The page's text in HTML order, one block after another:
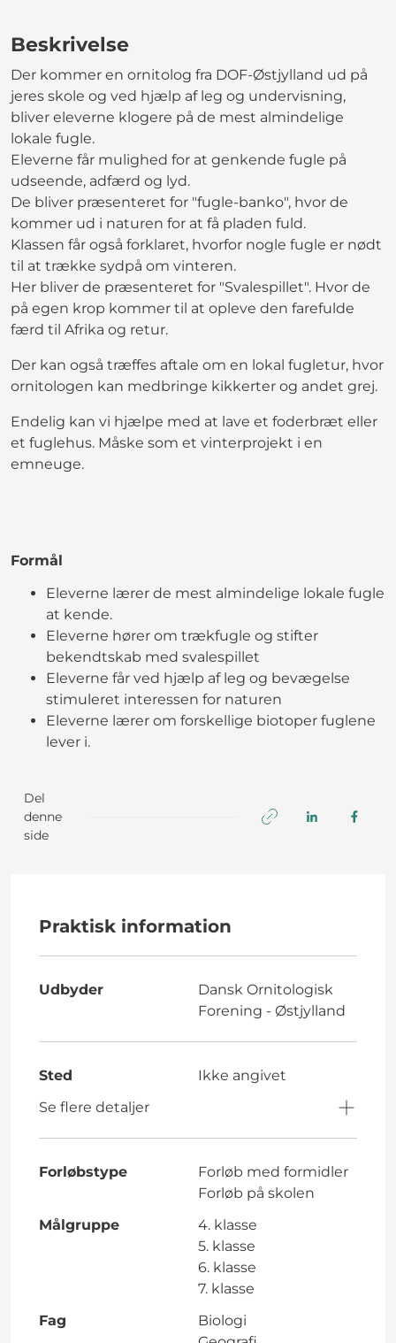
Beskrivelse
Der kommer en ornitolog fra DOF-Østjylland ud på
jeres skole og ved hjælp af leg og undervisning,
bliver eleverne klogere på de mest almindelige
lokale fugle.
Eleverne får mulighed for at genkende fugle på
udseende, adfærd og lyd.
De bliver præsenteret for "fugle-banko", hvor de
kommer ud i naturen for at få pladen fuld.
Klassen får også forklaret, hvorfor nogle fugle er nødt
til at trække sydpå om vinteren.
Her bliver de præsenteret for "Svalespillet". Hvor de
på egen krop kommer til at opleve den farefulde
færd til Afrika og retur.
Der kan også træffes aftale om en lokal fugletur, hvor
ornitologen kan medbringe kikkerter og andet grej.
Endelig kan vi hjælpe med at lave et foderbræt eller
et fuglehus. Måske som et vinterprojekt i en
emneuge.
Formål
Eleverne lærer de mest almindelige lokale fugle
at kende.
Eleverne hører om trækfugle og stifter
bekendtskab med svalespillet
Eleverne får ved hjælp af leg og bevægelse
stimuleret interessen for naturen
Eleverne lærer om forskellige biotoper fuglene
lever i.
Del
denne
side
Praktisk information
Udbyder
Dansk Ornitologisk
Forening - Østjylland
Sted
Ikke angivet
Se flere detaljer
Forløbstype
Forløb med formidler
Forløb på skolen
Målgruppe
4. klasse
5. klasse
6. klasse
7. klasse
Fag
Biologi